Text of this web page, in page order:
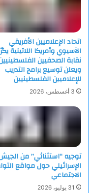
يوما بعدما اتخذ ترامب نفس
اتحاد الإعلاميين الأفريقي
الآسيوي وأمريكا اللاتينية
نقابة الصحفيين
ويعلن توسيع برامج التدريب
للإعلاميين الفلسطينيين
3 أغسطس، 2026
توجيه “استثنائي” من
الإسرائيلي حول مواقع
الاجتماعي
31 يوليو، 2026